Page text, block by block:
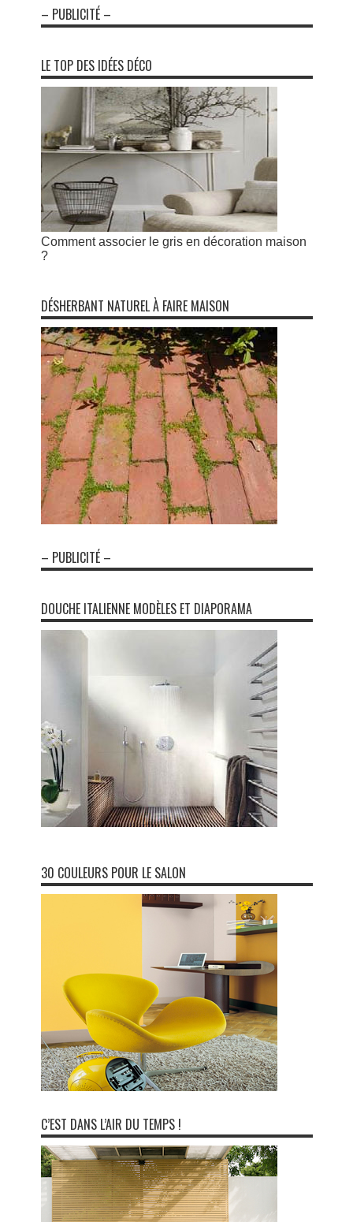
– PUBLICITÉ –
LE TOP DES IDÉES DÉCO
Comment associer le gris en décoration maison
?
DÉSHERBANT NATUREL À FAIRE MAISON
– PUBLICITÉ –
DOUCHE ITALIENNE MODÈLES ET DIAPORAMA
30 COULEURS POUR LE SALON
C’EST DANS L’AIR DU TEMPS !